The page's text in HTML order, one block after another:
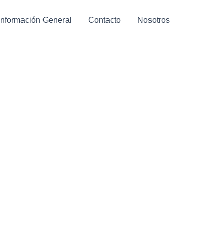
Información General Contacto Nosotros